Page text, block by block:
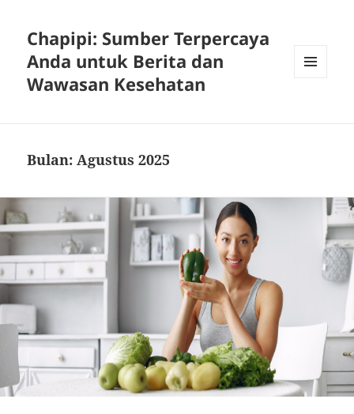
Chapipi: Sumber Terpercaya
Anda untuk Berita dan
Wawasan Kesehatan
Bulan:Agustus 2025